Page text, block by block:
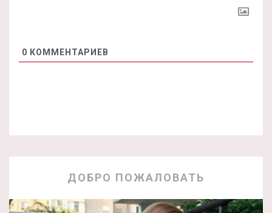
0 КОММЕНТАРИЕВ
ДОБРО ПОЖАЛОВАТЬ